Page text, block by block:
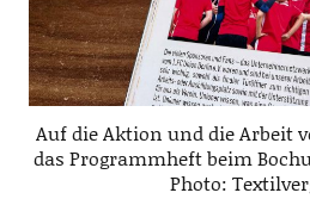
Auf die Aktion und die Arbeit
das Programmheft beim
Photo: